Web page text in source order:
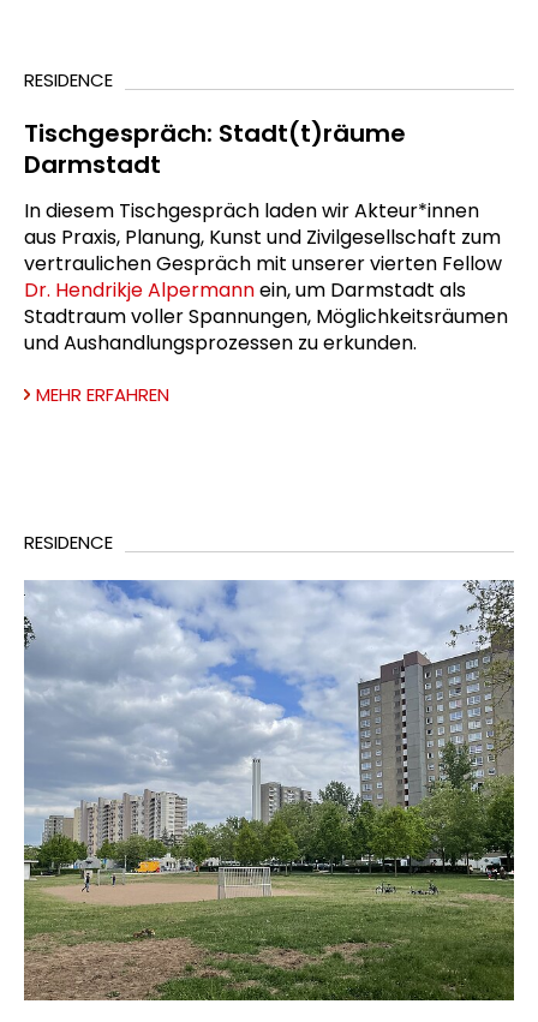
RESIDENCE
Tischgespräch: Stadt(t)räume
Darmstadt
In diesem Tischgespräch laden wir Akteur*innen
aus Praxis, Planung, Kunst und Zivilgesellschaft zum
vertraulichen Gespräch mit unserer vierten Fellow
Dr. Hendrikje Alpermannein, um Darmstadt als
Stadtraum voller Spannungen, Möglichkeitsräumen
und Aushandlungsprozessen zu erkunden.
MEHR ERFAHREN
RESIDENCE